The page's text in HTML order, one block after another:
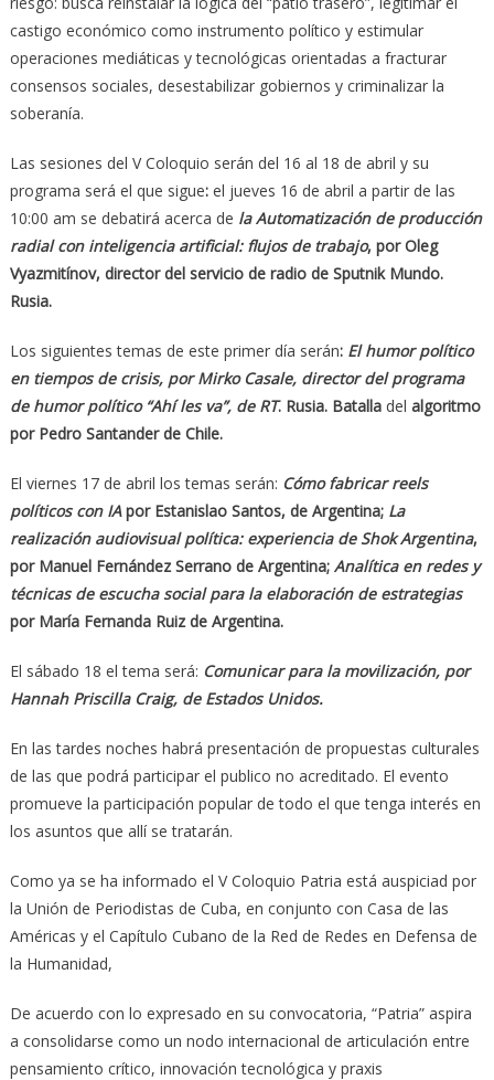
castigo económico como instrumento político y estimular
operaciones mediáticas y tecnológicas orientadas a fracturar
consensos sociales, desestabilizar gobiernos y criminalizar la
soberanía.
Las sesiones del V Coloquio serán del 16 al 18 de abril y su
programa será el que sigue: el jueves 16 de abril a partir de las
10:00 am se debatirá acerca de la Automatización de producción
radial con inteligencia artificial: flujos de trabajo, por Oleg
Vyazmitínov, director del servicio de radio de Sputnik Mundo.
Rusia.
Los siguientes temas de este primer día serán: El humor político
en tiempos de crisis, por Mirko Casale, director del programa
de humor político “Ahí les va”, de RT. Rusia. Batalla del algoritmo
por Pedro Santander de Chile.
El viernes 17 de abril los temas serán: Cómo fabricar reels
políticos con IApor Estanislao Santos, de Argentina; La
realización audiovisual política: experiencia de Shok Argentina,
por Manuel Fernández Serrano de Argentina; Analítica en redes y
técnicas de escucha social para la elaboración de estrategias
por María Fernanda Ruiz de Argentina.
El sábado 18 el tema será: Comunicar para la movilización, por
Hannah Priscilla Craig, de Estados Unidos.
En las tardes noches habrá presentación de propuestas culturales
de las que podrá participar el publico no acreditado. El evento
promueve la participación popular de todo el que tenga interés en
los asuntos que allí se tratarán.
Como ya se ha informado el V Coloquio Patria está auspiciad por
la Unión de Periodistas de Cuba, en conjunto con Casa de las
Américas y el Capítulo Cubano de la Red de Redes en Defensa de
la Humanidad,
De acuerdo con lo expresado en su convocatoria, “Patria” aspira
a consolidarse como un nodo internacional de articulación entre
pensamiento crítico, innovación tecnológica y praxis